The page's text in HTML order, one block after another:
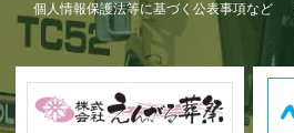
個人情報保護法等に基づく公表事項など